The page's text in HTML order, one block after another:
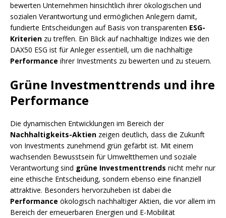
bewerten Unternehmen hinsichtlich ihrer ökologischen und
sozialen Verantwortung und ermöglichen Anlegern damit,
fundierte Entscheidungen auf Basis von transparenten ESG-
Kriterien zu treffen. Ein Blick auf nachhaltige Indizes wie den
DAX50 ESG ist für Anleger essentiell, um die nachhaltige
Performance ihrer Investments zu bewerten und zu steuern.
Grüne Investmenttrends und ihre
Performance
Die dynamischen Entwicklungen im Bereich der
Nachhaltigkeits-Aktien zeigen deutlich, dass die Zukunft
von Investments zunehmend grün gefärbt ist. Mit einem
wachsenden Bewusstsein für Umweltthemen und soziale
Verantwortung sind grüne Investmenttrends nicht mehr nur
eine ethische Entscheidung, sondern ebenso eine finanziell
attraktive. Besonders hervorzuheben ist dabei die
Performance ökologisch nachhaltiger Aktien, die vor allem im
Bereich der erneuerbaren Energien und E-Mobilität